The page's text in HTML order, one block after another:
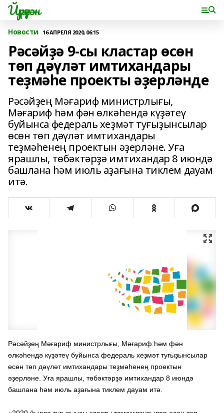
Йүрүҙән
Новости 16 АПРЕЛЯ 2020, 06:15
Рәсәйҙә 9-сы кластар өсөн
төп дәүләт имтихандары
теҙмәһе проекты әҙерләнде
Рәсәйҙең Мәғариф министрлығы,
Мәғариф һәм фән өлкәһендә күҙәтеү
буйынса федераль хеҙмәт туғыҙынсылар
өсөн төп дәүләт имтихандары
теҙмәһенең проектын әҙерләне. Уға
ярашлы, төбәктәрҙә имтихандар 8 июндә
башлана һәм июль аҙағына тиклем дауам
итә.
Рәсәйҙең Мәғариф министрлығы, Мәғариф һәм фән
өлкәһендә күҙәтеү буйынса федераль хеҙмәт туғыҙынсылар
өсөн төп дәүләт имтихандары теҙмәһенең проектын
әҙерләне. Уға ярашлы, төбәктәрҙә имтихандар 8 июндә
башлана һәм июль аҙағына тиклем дауам итә.